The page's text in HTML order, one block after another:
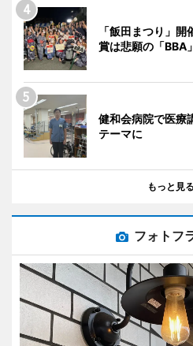
「飯田まつり」
賞は悲願の「BBA」
健和会病院で医
テーマに
もっと見る
フォトフ